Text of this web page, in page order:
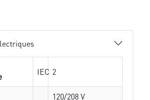
IEC 2
120/208 V